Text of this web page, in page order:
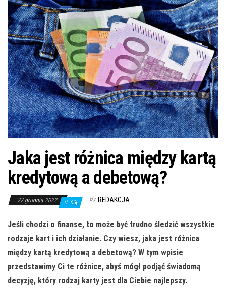
Jaka jest różnica między kartą
kredytową a debetową?
22 grudnia 2022 0 By REDAKCJA
Jeśli chodzi o finanse, to może być trudno śledzić wszystkie
rodzaje kart i ich działanie. Czy wiesz, jaka jest różnica
między kartą kredytową a debetową? W tym wpisie
przedstawimy Ci te różnice, abyś mógł podjąć świadomą
decyzję, który rodzaj karty jest dla Ciebie najlepszy.